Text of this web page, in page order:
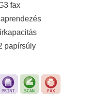
fax
papírsúly